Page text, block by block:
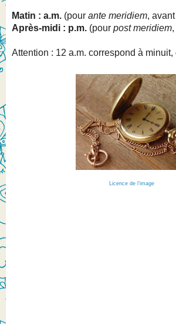
Matin : a.m. (pour ante meridiem,
Après-midi : p.m. (pour post meridiem
Attention : 12 a.m. correspond à minuit,
Licence de l'image